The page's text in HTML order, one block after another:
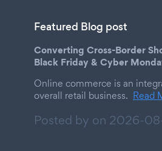
Featured Blog post
Converting Cross-Border
Black Friday & Cyber
Online commerce is an
overall retail business. Read
Posted by on 2026-